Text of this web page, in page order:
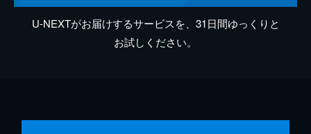
U-NEXTがお届けするサービスを、31日間ゆっくりと
お試しください。